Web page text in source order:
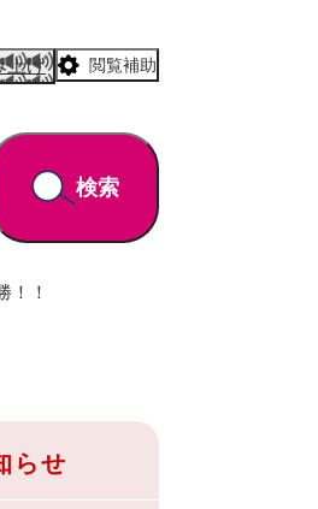
上げ 閲覧補助
検索
！
らせ